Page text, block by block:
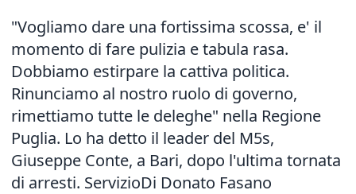
"Vogliamo dare una fortissima scossa, e' il
momento di fare pulizia e tabula rasa.
Dobbiamo estirpare la cattiva politica.
Rinunciamo al nostro ruolo di governo,
rimettiamo tutte le deleghe" nella Regione
Puglia. Lo ha detto il leader del M5s,
Giuseppe Conte, a Bari, dopo l'ultima tornata
di arresti. ServizioDi Donato Fasano